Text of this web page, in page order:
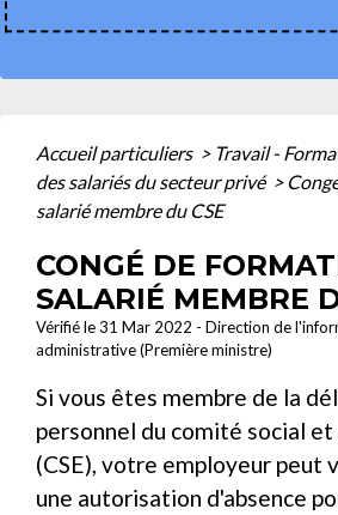
Accueil particuliers > Travail -
des salariés du secteur privé >
salarié membre du CSE
CONGÉ DE
SALARIÉ MEMBRE
Vérifié le 31 Mar 2022 - Direction de
administrative (Première ministre)
Si vous êtes membre de la
personnel du comité social
(CSE), votre employeur peut
une autorisation d'absence